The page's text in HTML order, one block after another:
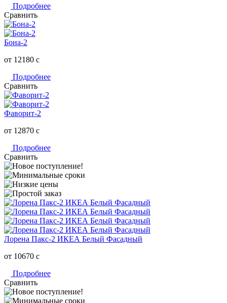
Подробнее
Сравнить
Бона-2
от 12180 c
Подробнее
Сравнить
Фаворит-2
от 12870 c
Подробнее
Сравнить
Лорена Пакс-2 ИКЕА Белый Фасадный
от 10670 c
Подробнее
Сравнить